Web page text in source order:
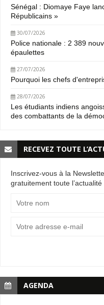
Sénégal : Diomaye Faye
Républicains »
30/07/2026
Police nationale : 2 389
épaulettes
27/07/2026
Pourquoi les chefs
28/07/2026
Les étudiants indiens
des combattants de la
RECEVEZ TOUTE
Inscrivez-vous à la
gratuitement toute l’actualité
AGENDA